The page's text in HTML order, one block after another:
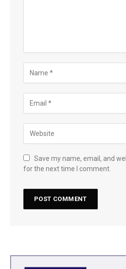
Save my name, email, and
for the next time I comment.